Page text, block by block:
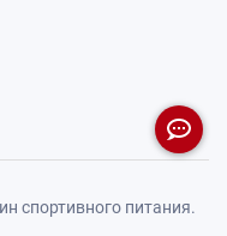
спортивного питания.